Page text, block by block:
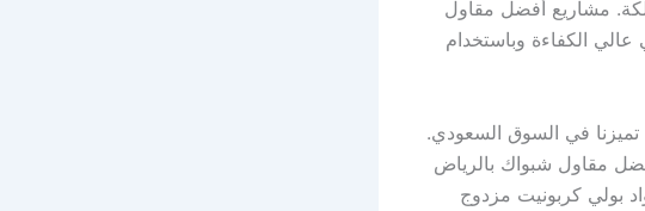
مشاريع أفضل مقاول
طاقم فني عالي الكفاءة وباستخدام
في السوق السعودي.
مقاول شبواك بالرياض
مواد بولي كربونيت مزدوج